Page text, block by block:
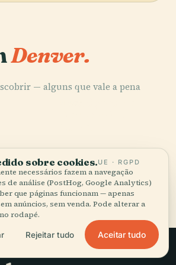
Denver.
— alguns que vale a pena
PLACE
90 lugares em Denver
sobre cookies.UE · RGPD
necessários fazem a navegação
de análise (PostHog, Google Analytics)
que páginas funcionam — apenas
anúncios, sem venda. Pode alterar a
rodapé.
Rejeitar tudo Aceitar tudo